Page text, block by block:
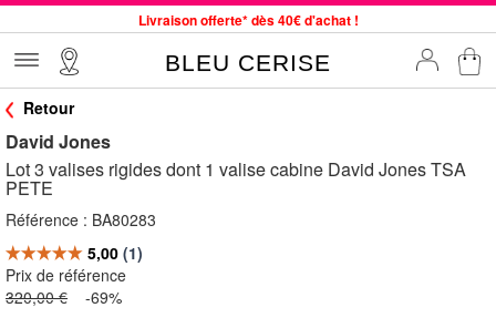
Livraison offerte* dès 40€ d'achat !
Commande avant 12h expédiée le jour même, du lundi au vendredi
Jusqu'à -75% sur le site du 29/07 au 27/08
BLEU CERISE
Retour
David Jones
Lot 3 valises rigides dont 1 valise cabine David Jones TSA
PETE
Référence : BA80283
Prix de référence
320,00 € -69%